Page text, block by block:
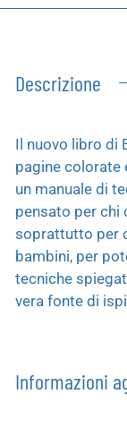
Descrizione
Il nuovo libro di
pagine colorate
un manuale di
pensato per chi
soprattutto per
bambini, per
tecniche
vera fonte di
Informazioni